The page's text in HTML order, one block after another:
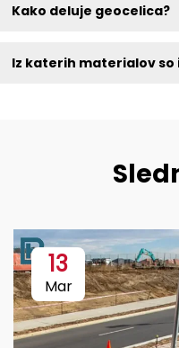
Kako deluje geocelica?
Iz katerih materialov so
13
Mar